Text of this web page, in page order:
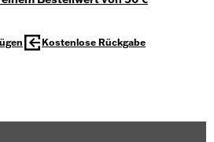
Kostenlose Rückgabe